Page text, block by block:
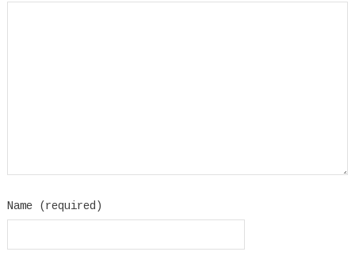
Name (required)